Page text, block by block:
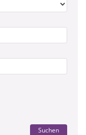
Suchen